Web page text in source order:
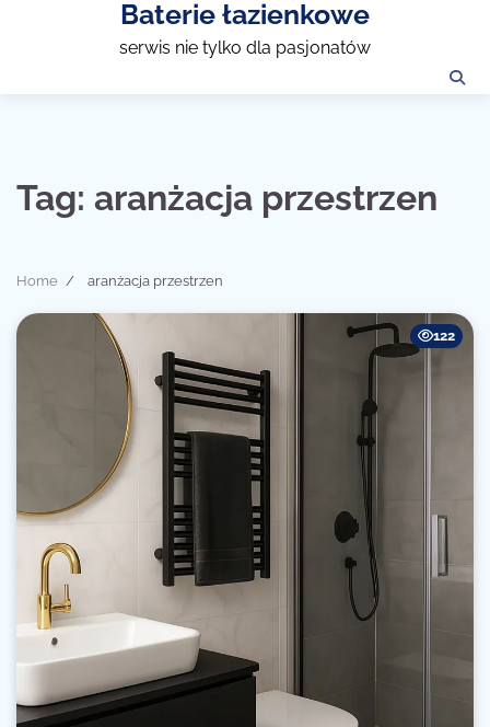
Baterie łazienkowe
serwis nie tylko dla pasjonatów
Tag: aranżacja przestrzen
Home aranżacja przestrzen
122